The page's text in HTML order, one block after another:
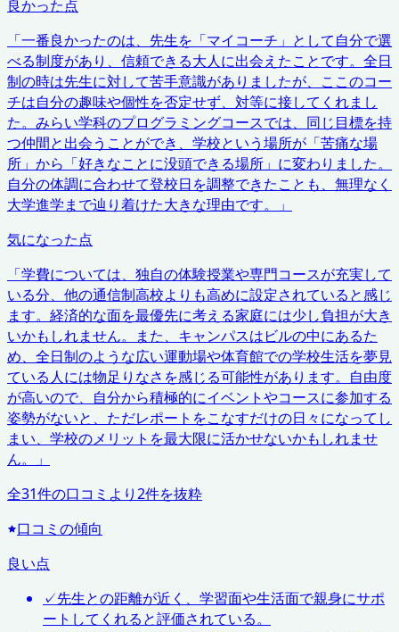
良かった点
「一番良かったのは、先生を「マイコーチ」として自分で選
べる制度があり、信頼できる大人に出会えたことです。全日
制の時は先生に対して苦手意識がありましたが、ここのコー
チは自分の趣味や個性を否定せず、対等に接してくれまし
た。みらい学科のプログラミングコースでは、同じ目標を持
つ仲間と出会うことができ、学校という場所が「苦痛な場
所」から「好きなことに没頭できる場所」に変わりました。
自分の体調に合わせて登校日を調整できたことも、無理なく
大学進学まで辿り着けた大きな理由です。
」
気になった点
「学費については、独自の体験授業や専門コースが充実して
いる分、他の通信制高校よりも高めに設定されていると感じ
ます。経済的な面を最優先に考える家庭には少し負担が大き
いかもしれません。また、キャンパスはビルの中にあるた
め、全日制のような広い運動場や体育館での学校生活を夢見
ている人には物足りなさを感じる可能性があります。自由度
が高いので、自分から積極的にイベントやコースに参加する
姿勢がないと、ただレポートをこなすだけの日々になってし
まい、学校のメリットを最大限に活かせないかもしれませ
ん。
」
全31件の口コミより2件を抜粋
口コミの傾向
良い点
✓先生との距離が近く、学習面や生活面で親身にサポ
ートしてくれると評価されている。